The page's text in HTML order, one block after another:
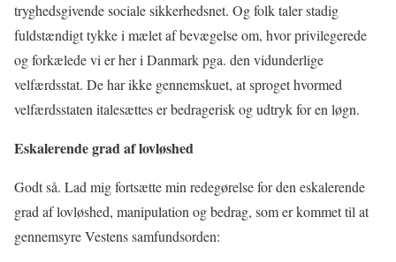
tryghedsgivende sociale sikkerhedsnet. Og folk taler stadig
fuldstændigt tykke i mælet af bevægelse om, hvor privilegerede
og forkælede vi er her i Danmark pga. den vidunderlige
velfærdsstat. De har ikke gennemskuet, at sproget hvormed
velfærdsstaten italesættes er bedragerisk og udtryk for en løgn.
Eskalerende grad af lovløshed
Godt så. Lad mig fortsætte min redegørelse for den eskalerende
grad af lovløshed, manipulation og bedrag, som er kommet til at
gennemsyre Vestens samfundsorden: